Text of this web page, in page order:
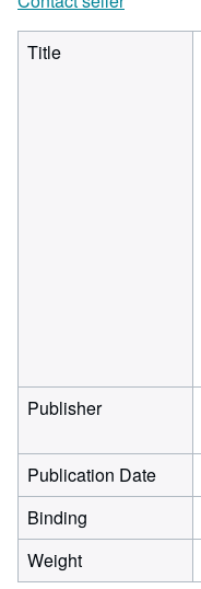
Title
Publisher
Publication Date
Binding
Weight